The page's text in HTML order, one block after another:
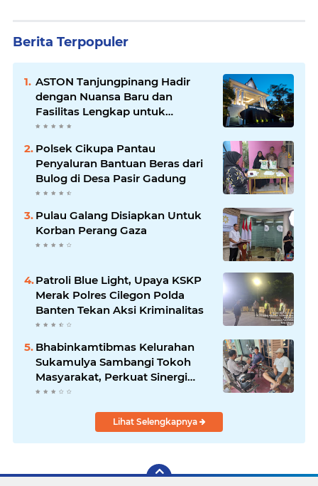
Berita Terpopuler
ASTON Tanjungpinang Hadir
dengan Nuansa Baru dan
Fasilitas Lengkap untuk
Kenyamanan Tamu
Polsek Cikupa Pantau
Penyaluran Bantuan Beras dari
Bulog di Desa Pasir Gadung
Pulau Galang Disiapkan Untuk
Korban Perang Gaza
Patroli Blue Light, Upaya KSKP
Merak Polres Cilegon Polda
Banten Tekan Aksi Kriminalitas
Bhabinkamtibmas Kelurahan
Sukamulya Sambangi Tokoh
Masyarakat, Perkuat Sinergi
Jaga Kamtibmas
Lihat Selengkapnya